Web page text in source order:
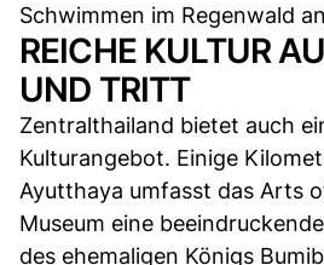
Schwimmen im Regenwald
REICHE KULTUR
UND TRITT
Zentralthailand bietet auch
Kulturangebot. Einige
Ayutthaya umfasst das Arts
Museum eine
des ehemaligen Königs